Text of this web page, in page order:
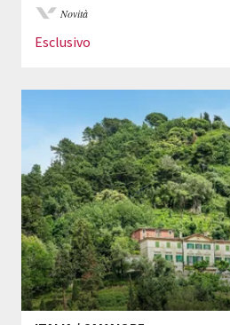
Novità
Esclusivo